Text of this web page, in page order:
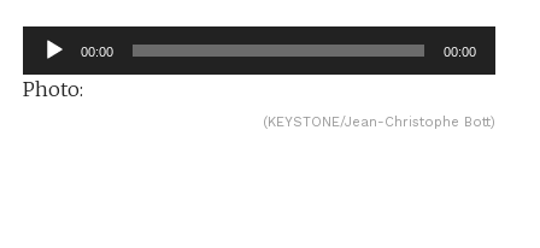
Lecteur
audio
00:00 00:00
Photo:
(KEYSTONE/Jean-Christophe Bott)